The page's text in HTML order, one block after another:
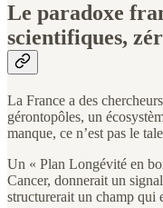
Le paradoxe
scientifiques,
La France a des
gérontopôles, un
manque, ce n’est pas le
Un « Plan Longévité en
Cancer, donnerait un
structurerait un champ qui